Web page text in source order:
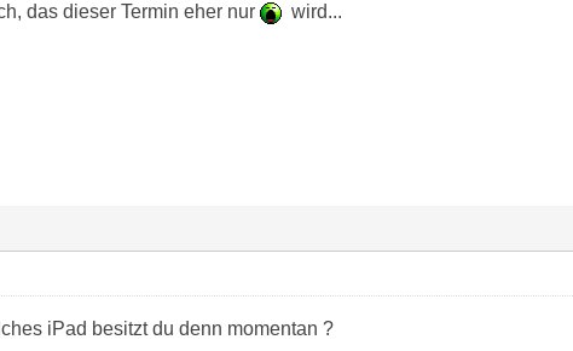
das dieser Termin eher nur wird...
iPad besitzt du denn momentan ?